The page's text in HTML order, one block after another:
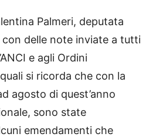
Palmeri, deputata
con delle note inviate a tutti
e agli Ordini
si ricorda che con la
agosto di quest’anno
sono state
emendamenti che